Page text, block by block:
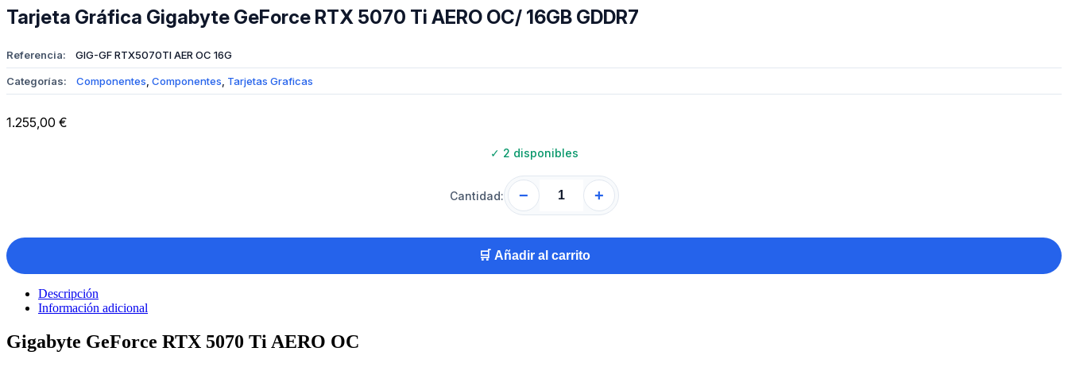
Tarjeta Gráfica Gigabyte GeForce RTX 5070 Ti AERO OC/ 16GB GDDR7
Referencia: GIG-GF RTX5070TI AER OC 16G
Categorías: Componentes Componentes Tarjetas Graficas
1.255,00 €
✓ 2 disponibles
Cantidad: − +
🛒 Añadir al carrito
Descripción
Información adicional
Gigabyte GeForce RTX 5070 Ti AERO OC